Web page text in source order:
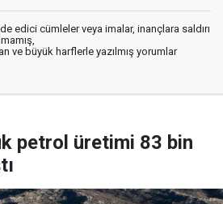
edici cümleler veya imalar, inançlara saldırı
ve büyük harflerle yazılmış yorumlar
petrol üretimi 83 bin